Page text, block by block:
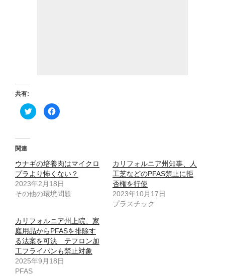
共有:
ク
リ
t
t
e
r
で
共
有
し
い
ウ
ィ
ン
ド
ウ
で
開
F
a
共
有
す
る
に
は
ク
ク
し
て
く
だ
さ
い
(
新
関連
ウナギの培養肉はマイクロ
プラより怖くない？
2023年2月18日
その他の環境問題
カリフォルニア州知事、人
工芝などのPFAS禁止に拒
否権を行使
2023年10月17日
プラスチック
カリフォルニア州上院、家
庭用品からPFASを排除す
る法案を可決 テフロン加
工フライパンも禁止対象
2025年9月18日
PFAS